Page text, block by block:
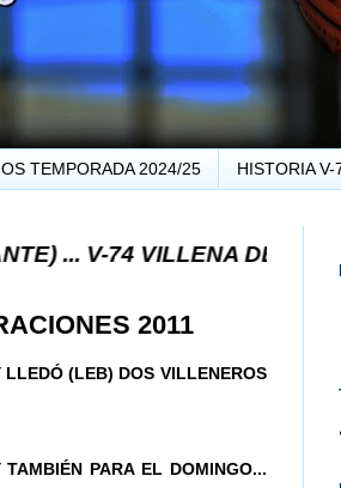
TEMPORADA 2024/25 HISTORIA V-
VILLENA DESDE 1.974 ... EL
2011
LLEDÓ (LEB) DOS VILLENEROS
PARA EL DOMINGO...